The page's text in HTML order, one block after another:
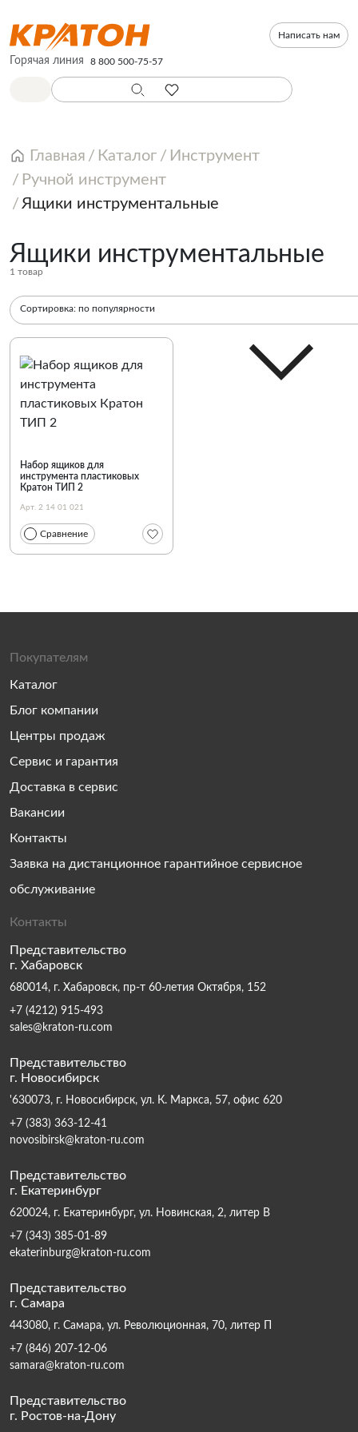
Написать нам
Горячая линия 8 800 500-75-57
Главная Каталог
Инструмент
Ручной инструмент
Ящики инструментальные
Ящики инструментальные
1 товар
Сортировка: по популярности
По популярности
Набор ящиков для
инструмента пластиковых
Кратон ТИП 2
Арт. 2 14 01 021
Сравнение
Покупателям
Каталог
Блог компании
Центры продаж
Сервис и гарантия
Доставка в сервис
Вакансии
Контакты
Заявка на дистанционное гарантийное сервисное
обслуживание
Контакты
Представительство
г. Хабаровск
680014, г. Хабаровск, пр-т 60-летия Октября, 152
+7 (4212) 915-493
sales@kraton-ru.com
Представительство
г. Новосибирск
'630073, г. Новосибирск, ул. К. Маркса, 57, офис 620
+7 (383) 363-12-41
novosibirsk@kraton-ru.com
Представительство
г. Екатеринбург
620024, г. Екатеринбург, ул. Новинская, 2, литер В
+7 (343) 385-01-89
ekaterinburg@kraton-ru.com
Представительство
г. Самара
443080, г. Самара, ул. Революционная, 70, литер П
+7 (846) 207-12-06
samara@kraton-ru.com
Представительство
г. Ростов-на-Дону